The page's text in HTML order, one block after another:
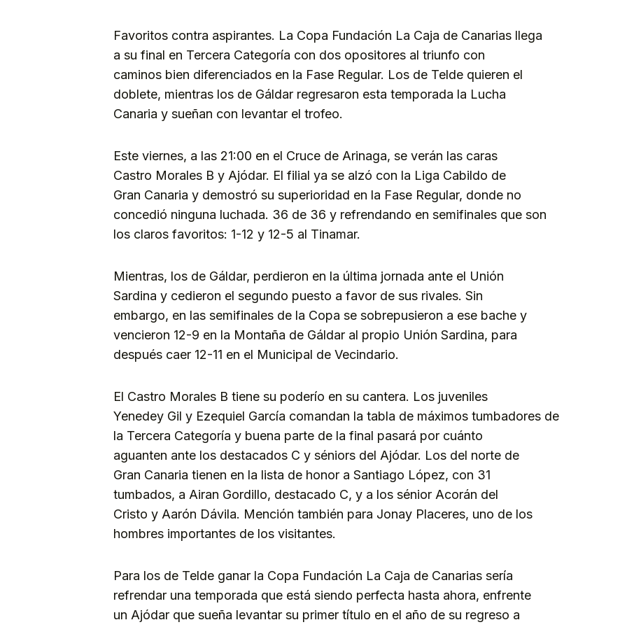
Favoritos contra aspirantes. La Copa Fundación La Caja de Canarias llega
a su final en Tercera Categoría con dos opositores al triunfo con
caminos bien diferenciados en la Fase Regular. Los de Telde quieren el
doblete, mientras los de Gáldar regresaron esta temporada la Lucha
Canaria y sueñan con levantar el trofeo.
Este viernes, a las 21:00 en el Cruce de Arinaga, se verán las caras
Castro Morales B y Ajódar. El filial ya se alzó con la Liga Cabildo de
Gran Canaria y demostró su superioridad en la Fase Regular, donde no
concedió ninguna luchada. 36 de 36 y refrendando en semifinales que son
los claros favoritos: 1-12 y 12-5 al Tinamar.
Mientras, los de Gáldar, perdieron en la última jornada ante el Unión
Sardina y cedieron el segundo puesto a favor de sus rivales. Sin
embargo, en las semifinales de la Copa se sobrepusieron a ese bache y
vencieron 12-9 en la Montaña de Gáldar al propio Unión Sardina, para
después caer 12-11 en el Municipal de Vecindario.
El Castro Morales B tiene su poderío en su cantera. Los juveniles
Yenedey Gil y Ezequiel García comandan la tabla de máximos tumbadores de
la Tercera Categoría y buena parte de la final pasará por cuánto
aguanten ante los destacados C y séniors del Ajódar. Los del norte de
Gran Canaria tienen en la lista de honor a Santiago López, con 31
tumbados, a Airan Gordillo, destacado C, y a los sénior Acorán del
Cristo y Aarón Dávila. Mención también para Jonay Placeres, uno de los
hombres importantes de los visitantes.
Para los de Telde ganar la Copa Fundación La Caja de Canarias sería
refrendar una temporada que está siendo perfecta hasta ahora, enfrente
un Ajódar que sueña levantar su primer título en el año de su regreso a